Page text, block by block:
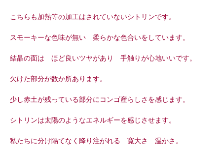
こちらも加熱等の加工はされていないシトリンです。
スモーキーな色味が無い 柔らかな色合いをしています。
結晶の面は ほど良いツヤがあり 手触りが心地いいです。
欠けた部分が数か所あります。
少し赤土が残っている部分にコンゴ産らしさを感じます。
シトリンは太陽のようなエネルギーを感じさせます。
私たちに分け隔てなく降り注がれる 寛大さ 温かさ。